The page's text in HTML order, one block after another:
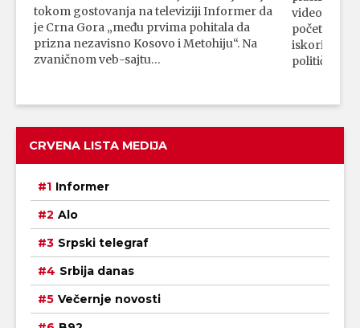
tokom gostovanja na televiziji Informer da
je Crna Gora „među prvima pohitala da
prizna nezavisno Kosovo i Metohiju“. Na
zvaničnom veb-sajtu…
video-
početka
iskorišćava
političkim
CRVENA LISTA MEDIJA
Informer
Alo
Srpski telegraf
Srbija danas
Večernje novosti